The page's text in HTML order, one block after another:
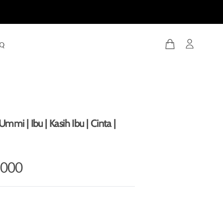
| Ibu | Kasih Ibu | Cinta |